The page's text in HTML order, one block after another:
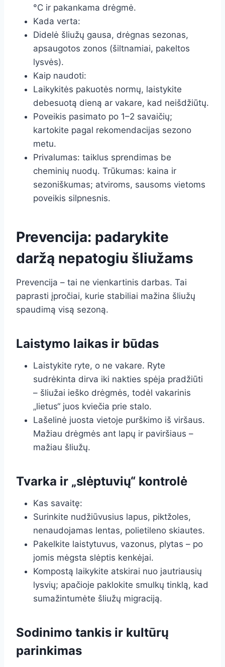
°C ir pakankama drėgmė.
Kada verta:
Didelė šliužų gausa, drėgnas sezonas,
apsaugotos zonos (šiltnamiai, pakeltos
lysvės).
Kaip naudoti:
Laikykitės pakuotės normų, laistykite
debesuotą dieną ar vakare, kad neišdžiūtų.
Poveikis pasimato po 1–2 savaičių;
kartokite pagal rekomendacijas sezono
metu.
Privalumas: taiklus sprendimas be
cheminių nuodų. Trūkumas: kaina ir
sezoniškumas; atviroms, sausoms vietoms
poveikis silpnesnis.
Prevencija: padarykite
daržą nepatogiu šliužams
Prevencija – tai ne vienkartinis darbas. Tai
paprasti įpročiai, kurie stabiliai mažina šliužų
spaudimą visą sezoną.
Laistymo laikas ir būdas
Laistykite ryte, o ne vakare. Ryte
sudrėkinta dirva iki nakties spėja pradžiūti
– šliužai ieško drėgmės, todėl vakarinis
„lietus“ juos kviečia prie stalo.
Lašelinė juosta vietoje purškimo iš viršaus.
Mažiau drėgmės ant lapų ir paviršiaus –
mažiau šliužų.
Tvarka ir „slėptuvių“ kontrolė
Kas savaitę:
Surinkite nudžiūvusius lapus, piktžoles,
nenaudojamas lentas, polietileno skiautes.
Pakelkite laistytuvus, vazonus, plytas – po
jomis mėgsta slėptis kenkėjai.
Kompostą laikykite atskirai nuo jautriausių
lysvių; apačioje paklokite smulkų tinklą, kad
sumažintumėte šliužų migraciją.
Sodinimo tankis ir kultūrų
parinkimas